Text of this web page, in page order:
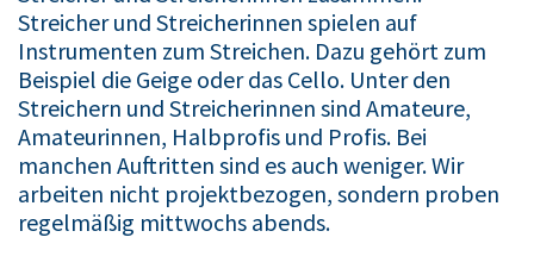
Streicher und Streicherinnen spielen auf
Instrumenten zum Streichen. Dazu gehört zum
Beispiel die Geige oder das Cello. Unter den
Streichern und Streicherinnen sind Amateure,
Amateurinnen, Halbprofis und Profis. Bei
manchen Auftritten sind es auch weniger. Wir
arbeiten nicht projektbezogen, sondern proben
regelmäßig mittwochs abends.